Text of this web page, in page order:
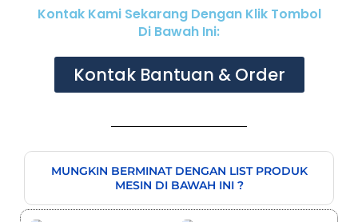
Kontak Kami Sekarang Dengan Klik Tombol
Di Bawah Ini:
Kontak Bantuan & Order
MUNGKIN BERMINAT DENGAN LIST PRODUK
MESIN DI BAWAH INI ?